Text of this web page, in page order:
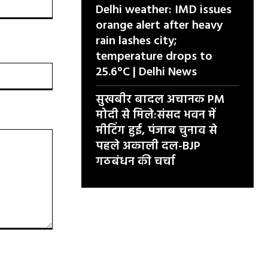
Delhi weather: IMD issues
orange alert after heavy
rain lashes city;
temperature drops to
25.6°C | Delhi News
सुखबीर बादल अचानक PM
मोदी से मिले:संसद भवन में
मीटिंग हुई, पंजाब चुनाव से
पहले अकाली दल-BJP
गठबंधन की चर्चा